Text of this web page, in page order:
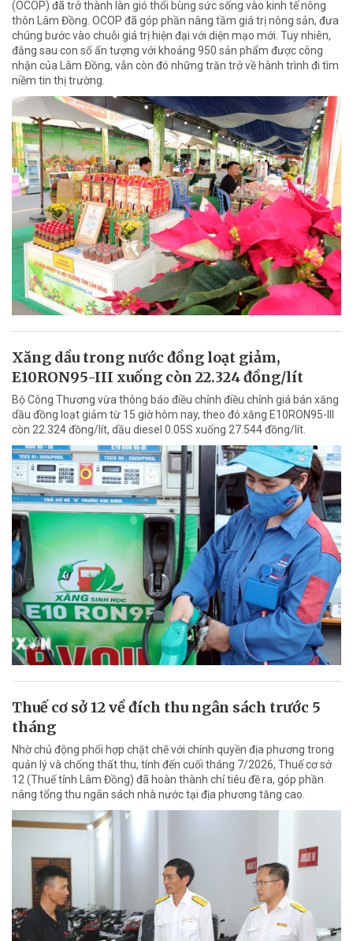
(OCOP) đã trở thành làn gió thổi bùng sức sống vào kinh tế nông
thôn Lâm Đồng. OCOP đã góp phần nâng tầm giá trị nông sản, đưa
chúng bước vào chuỗi giá trị hiện đại với diện mạo mới. Tuy nhiên,
đằng sau con số ấn tượng với khoảng 950 sản phẩm được công
nhận của Lâm Đồng, vẫn còn đó những trăn trở về hành trình đi tìm
niềm tin thị trường.
Xăng dầu trong nước đồng loạt giảm,
E10RON95-III xuống còn 22.324 đồng/lít
Bộ Công Thương vừa thông báo điều chỉnh điều chỉnh giá bán xăng
dầu đồng loạt giảm từ 15 giờ hôm nay, theo đó xăng E10RON95-III
còn 22.324 đồng/lít, dầu diesel 0.05S xuống 27.544 đồng/lít.
Thuế cơ sở 12 về đích thu ngân sách trước 5
tháng
Nhờ chủ động phối hợp chặt chẽ với chính quyền địa phương trong
quản lý và chống thất thu, tính đến cuối tháng 7/2026, Thuế cơ sở
12 (Thuế tỉnh Lâm Đồng) đã hoàn thành chỉ tiêu đề ra, góp phần
nâng tổng thu ngân sách nhà nước tại địa phương tăng cao.